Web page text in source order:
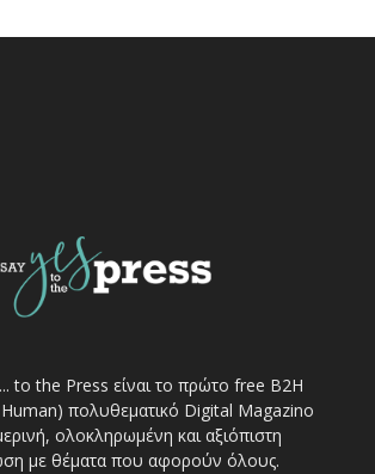
to the Press είναι το πρώτο free Β2Η
πολυθεματικό Digital Magazino
ολοκληρωμένη και αξιόπιστη
με θέματα που αφορούν όλους.